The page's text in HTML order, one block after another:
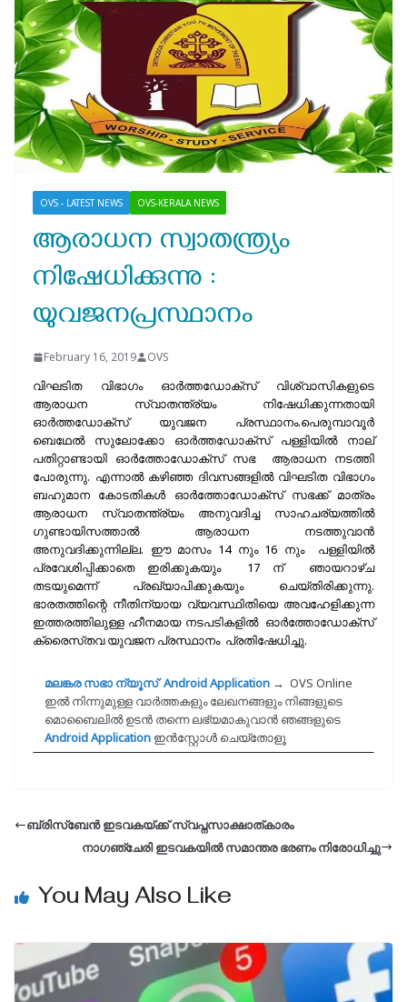
OVS - LATEST NEWS OVS-KERALA NEWS
ആരാധന സ്വാതന്ത്ര്യം
നിഷേധിക്കുന്നു :
യുവജനപ്രസ്ഥാനം
February 16, 2019 OVS
വിഘടിത വിഭാഗം ഓർത്തഡോക്സ് വിശ്വാസികളുടെ
ആരാധന സ്വാതന്ത്ര്യം നിഷേധിക്കുന്നതായി
ഓർത്തഡോക്സ്‌ യുവജന പ്രസ്ഥാനം.പെരുമ്പാവൂർ
ബെഥേൽ സുലോക്കോ ഓർത്തഡോക്സ് പള്ളിയിൽ നാല്
പതിറ്റാണ്ടായി ഓർത്തോഡോക്സ് സഭ ആരാധന നടത്തി
പോരുന്നു. എന്നാൽ കഴിഞ്ഞ ദിവസങ്ങളിൽ വിഘടിത വിഭാഗം
ബഹുമാന കോടതികൾ ഓർത്തോഡോക്സ് സഭക്ക് മാത്രം
ആരാധന സ്വാതന്ത്ര്യം അനുവദിച്ച സാഹചര്യത്തിൽ
ഗുണ്ടായിസത്താൽ ആരാധന നടത്തുവാൻ
അനുവദിക്കുന്നില്ല. ഈ മാസം 14 നും 16 നും പള്ളിയിൽ
പ്രവേശിപ്പിക്കാതെ ഇരിക്കുകയും 17 ന് ഞായറാഴ്ച
തടയുമെന്ന് പ്രഖ്യാപിക്കുകയും ചെയ്തിരിക്കുന്നു.
ഭാരതത്തിന്റെ നീതിന്യായ വ്യവസ്ഥിതിയെ അവഹേളിക്കുന്ന
ഇത്തരത്തിലുള്ള ഹീനമായ നടപടികളിൽ ഓർത്തോഡോക്സ്
ക്രൈസ്‌തവ യുവജന പ്രസ്ഥാനം പ്രതിഷേധിച്ചു.
മലങ്കര സഭാ ന്യൂസ് Android Application → OVS Online
ഇല്‍ നിന്നുമുള്ള വാര്‍ത്തകളും ലേഖനങ്ങളും നിങ്ങളുടെ
മൊബൈലില്‍ ഉടന്‍ തന്നെ ലഭ്യമാകുവാന്‍ ഞങ്ങളുടെ
Android Application ഇന്‍സ്റ്റോള്‍ ചെയ്തോളൂ
ബ്രിസ്‌ബേൻ ഇടവകയ്ക്ക് സ്വപ്നസാക്ഷാത്കാരം
നാഗഞ്ചേരി ഇടവകയിൽ സമാന്തര ഭരണം നിരോധിച്ചു
You May Also Like